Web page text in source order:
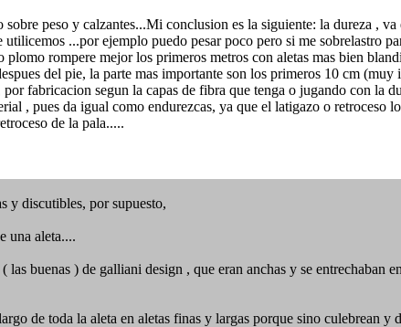
peso y calzantes...Mi conclusion es la siguiente: la dureza ,
...por ejemplo puedo pesar poco pero si me sobrelastro
rompere mejor los primeros metros con aletas mas bien
del pie, la parte mas importante son los primeros 10 cm
fabricacion segun la capas de fibra que tenga o jugando con la
, pues da igual como endurezcas, ya que el latigazo o retroceso
de la pala.....
y discutibles, por supuesto,
una aleta....
buenas ) de galliani design , que eran anchas y se
de toda la aleta en aletas finas y largas porque sino culebrean y